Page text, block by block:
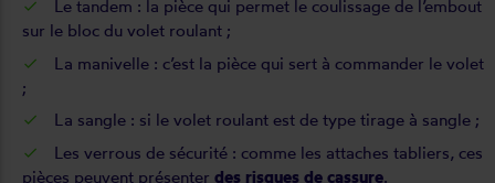
Le tandem : la pièce qui permet le coulissage de l’embout
sur le bloc du volet roulant ;
La manivelle : c’est la pièce qui sert à commander le volet
;
La sangle : si le volet roulant est de type tirage à sangle ;
Les verrous de sécurité : comme les attaches tabliers, ces
pièces peuvent présenter des risques de cassure.